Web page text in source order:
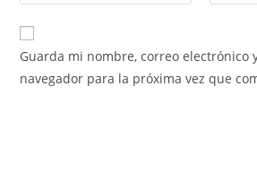
Guarda mi nombre, correo electrónico
navegador para la próxima vez que